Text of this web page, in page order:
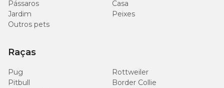
Pássaros
Casa
Jardim
Peixes
Outros pets
Raças
Pug
Rottweiler
Pitbull
Border Collie